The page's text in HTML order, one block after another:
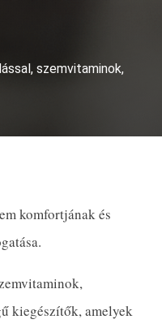
szemvitaminok,
komfortjának és
kiegészítők, amelyek